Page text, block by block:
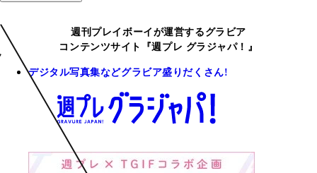
週刊プレイボーイが運営するグラビア
コンテンツサイト『週プレ グラジャパ！』
デジタル写真集などグラビア盛りだくさん!